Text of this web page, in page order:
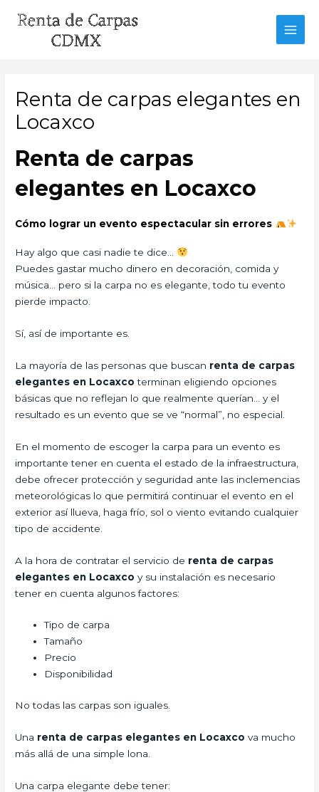
Renta de carpas elegantes en
Locaxco
Renta de carpas
elegantes en Locaxco
Cómo lograr un evento espectacular sin errores
Hay algo que casi nadie te dice…
Puedes gastar mucho dinero en decoración, comida y
música… pero si la carpa no es elegante, todo tu evento
pierde impacto.
Sí, así de importante es.
La mayoría de las personas que buscan renta de carpas
elegantes en Locaxcoterminan eligiendo opciones
básicas que no reflejan lo que realmente querían… y el
resultado es un evento que se ve “normal”, no especial.
En el momento de escoger la carpa para un evento es
importante tener en cuenta el estado de la infraestructura,
debe ofrecer protección y seguridad ante las inclemencias
meteorológicas lo que permitirá continuar el evento en el
exterior así llueva, haga frío, sol o viento evitando cualquier
tipo de accidente.
A la hora de contratar el servicio de renta de carpas
elegantes en Locaxco y su instalación es necesario
tener en cuenta algunos factores:
Tipo de carpa
Tamaño
Precio
Disponibilidad
No todas las carpas son iguales.
Una renta de carpas elegantes en Locaxcova mucho
más allá de una simple lona.
Una carpa elegante debe tener: